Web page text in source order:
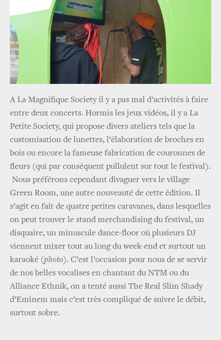
A La Magnifique Society il y a pas mal d’activités à faire
entre deux concerts. Hormis les jeux vidéos, il y a La
Petite Society, qui propose divers ateliers tels que la
customisation de lunettes, l’élaboration de broches en
bois ou encore la fameuse fabrication de couronnes de
fleurs (qui par conséquent pullulent sur tout le festival).
Nous préférons cependant divaguer vers le village
Green Room, une autre nouveauté de cette édition. Il
s’agit en fait de quatre petites caravanes, dans lesquelles
on peut trouver le stand merchandising du festival, un
disquaire, un minuscule dance-floor où plusieurs DJ
viennent mixer tout au long du week-end et surtout un
karaoké (photo). C’est l’occasion pour nous de se servir
de nos belles vocalises en chantant du NTM ou du
Alliance Ethnik, on a tenté aussi The Real Slim Shady
d’Eminem mais c’est très compliqué de suivre le débit,
surtout sobre.